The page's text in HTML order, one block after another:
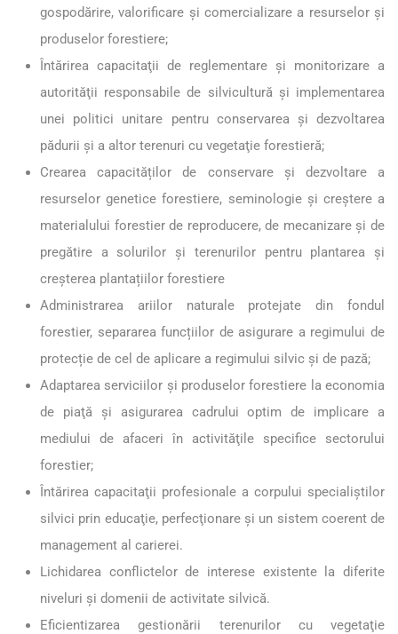
gospodărire, valorificare și comercializare a resurselor și
produselor forestiere;
Întărirea capacitaţii de reglementare şi monitorizare a
autorităţii responsabile de silvicultură şi implementarea
unei politici unitare pentru conservarea şi dezvoltarea
pădurii şi a altor terenuri cu vegetaţie forestieră;
Crearea capacităților de conservare și dezvoltare a
resurselor genetice forestiere, seminologie și creștere a
materialului forestier de reproducere, de mecanizare și de
pregătire a solurilor și terenurilor pentru plantarea și
creșterea plantațiilor forestiere
Administrarea ariilor naturale protejate din fondul
forestier, separarea funcțiilor de asigurare a regimului de
protecție de cel de aplicare a regimului silvic și de pază;
Adaptarea serviciilor şi produselor forestiere la economia
de piaţă şi asigurarea cadrului optim de implicare a
mediului de afaceri în activităţile specifice sectorului
forestier;
Întărirea capacitaţii profesionale a corpului specialiştilor
silvici prin educaţie, perfecţionare şi un sistem coerent de
management al carierei.
Lichidarea conflictelor de interese existente la diferite
niveluri și domenii de activitate silvică.
Eficientizarea gestionării terenurilor cu vegetaţie